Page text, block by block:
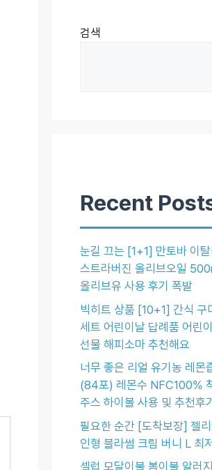
검색
Recent
눈길 끄는 [1+1] 만토바 이
스트라버진 올리브오일
올리브유 사용 후기 폭발
빅히트 상품 [10+1] 간식 구
세트 어린이날 답례품 어린
선물 해피소마 추천해요
너무 좋은 리얼 유기농 레몬
(84포) 레몬수 NFC100%
주스 하이볼 사용 및 추천후기
필요한 순간 [도착보장] 젤
인형 블라썸 크림 버니 L 최
셀럽 모달이불 봄이불 알러